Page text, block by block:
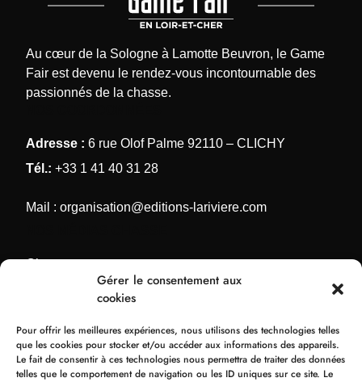
Gérer le consentement aux
cookies
Pour offrir les meilleures expériences, nous utilisons des technologies telles
que les cookies pour stocker et/ou accéder aux informations des appareils.
Le fait de consentir à ces technologies nous permettra de traiter des données
telles que le comportement de navigation ou les ID uniques sur ce site. Le
Au cœur de la Sologne à Lamotte Beuvron, le Game
Fair est devenu le rendez-vous incontournable des
passionnés de la chasse.
Adresse : 6 rue Olof Palme 92110 – CLICHY
Tél.: +33 1 41 40 31 28
Mail : organisation@editions-lariviere.com
Chassons.com
Connaissance de la chasse
Armes de Chasse
NOS ORGANISATIONS